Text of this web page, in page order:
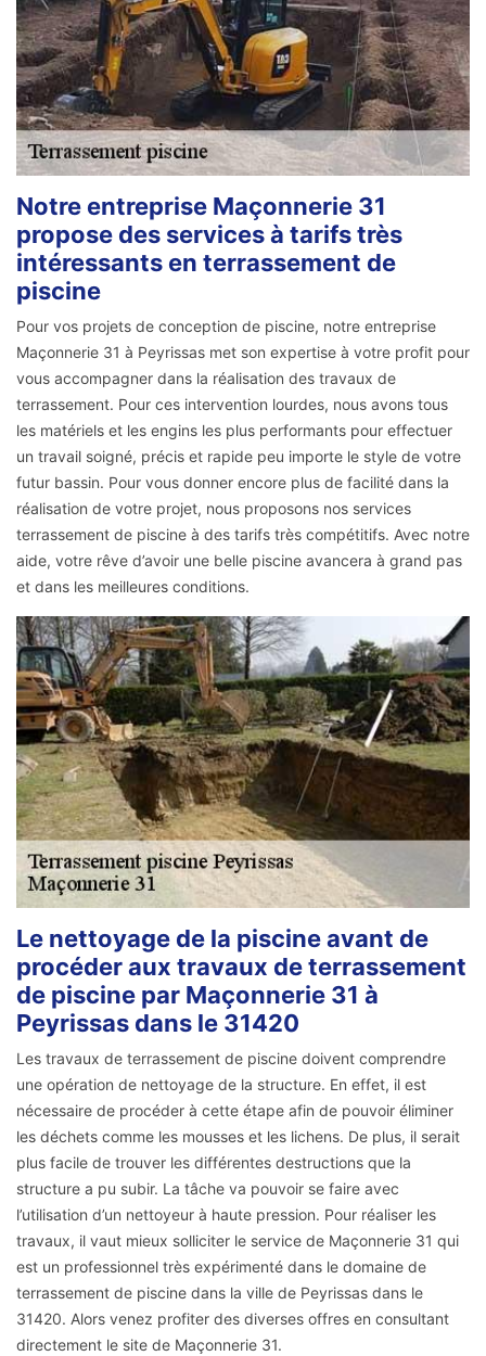
Notre entreprise Maçonnerie 31
propose des services à tarifs très
intéressants en terrassement de
piscine
Pour vos projets de conception de piscine, notre entreprise
Maçonnerie 31 à Peyrissas met son expertise à votre profit pour
vous accompagner dans la réalisation des travaux de
terrassement. Pour ces intervention lourdes, nous avons tous
les matériels et les engins les plus performants pour effectuer
un travail soigné, précis et rapide peu importe le style de votre
futur bassin. Pour vous donner encore plus de facilité dans la
réalisation de votre projet, nous proposons nos services
terrassement de piscine à des tarifs très compétitifs. Avec notre
aide, votre rêve d’avoir une belle piscine avancera à grand pas
et dans les meilleures conditions.
Le nettoyage de la piscine avant de
procéder aux travaux de terrassement
de piscine par Maçonnerie 31 à
Peyrissas dans le 31420
Les travaux de terrassement de piscine doivent comprendre
une opération de nettoyage de la structure. En effet, il est
nécessaire de procéder à cette étape afin de pouvoir éliminer
les déchets comme les mousses et les lichens. De plus, il serait
plus facile de trouver les différentes destructions que la
structure a pu subir. La tâche va pouvoir se faire avec
l’utilisation d’un nettoyeur à haute pression. Pour réaliser les
travaux, il vaut mieux solliciter le service de Maçonnerie 31 qui
est un professionnel très expérimenté dans le domaine de
terrassement de piscine dans la ville de Peyrissas dans le
31420. Alors venez profiter des diverses offres en consultant
directement le site de Maçonnerie 31.